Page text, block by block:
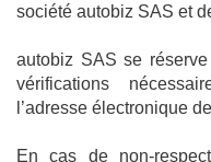
société autobiz SAS et
autobiz SAS se
vérifications
l’adresse électronique
En cas de non-